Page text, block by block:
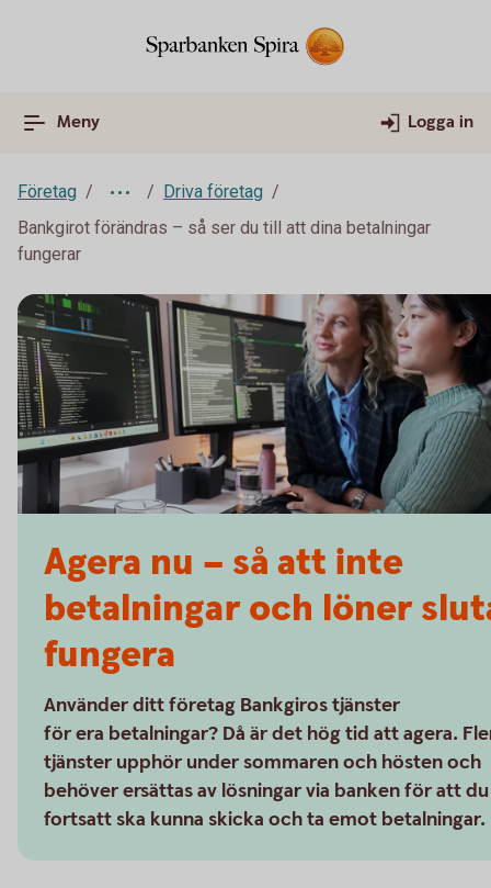
Meny Logga in
Företag
Driva företag
Bankgirot förändras – så ser du till att dina betalningar
fungerar
Agera nu – så att inte
betalningar och löner
fungera
Använder ditt företag Bankgiros tjänster
för era betalningar? Då är det hög tid att agera.
tjänster upphör under sommaren och hösten och
behöver ersättas av lösningar via banken för att du
fortsatt ska kunna skicka och ta emot betalningar.